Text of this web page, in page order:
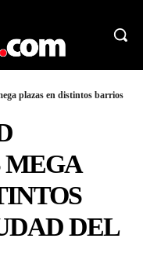
plazas en distintos barrios
MEGA
DEL